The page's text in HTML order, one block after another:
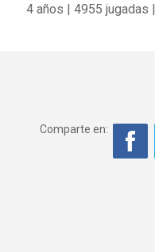
4 años | 4955 jugadas |
Comparte en: